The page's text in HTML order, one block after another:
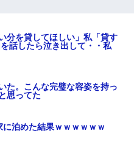
分を貸してほしい」私「貸す
話したら泣き出して・・私
た。こんな完璧な容姿を持っ
思ってた
泊めた結果ｗｗｗｗｗｗ